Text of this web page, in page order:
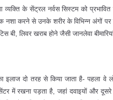
के सेंट्रल नर्वस सिस्टम को
करने से उनके शरीर के विभिन्न अंगों
बी, लिवर खराब होने जैसी जानलेवा
इलाज दो तरह से किया जाता है- पहला वे
में रखना पड़ता है, जहां दवाइयों और